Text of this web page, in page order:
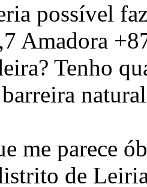
possível
Amadora
Tenho
me parece
de